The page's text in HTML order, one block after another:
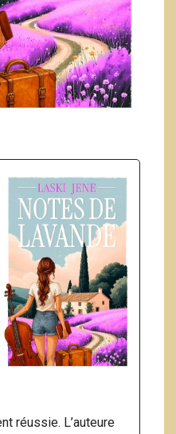
réussie. L’auteure